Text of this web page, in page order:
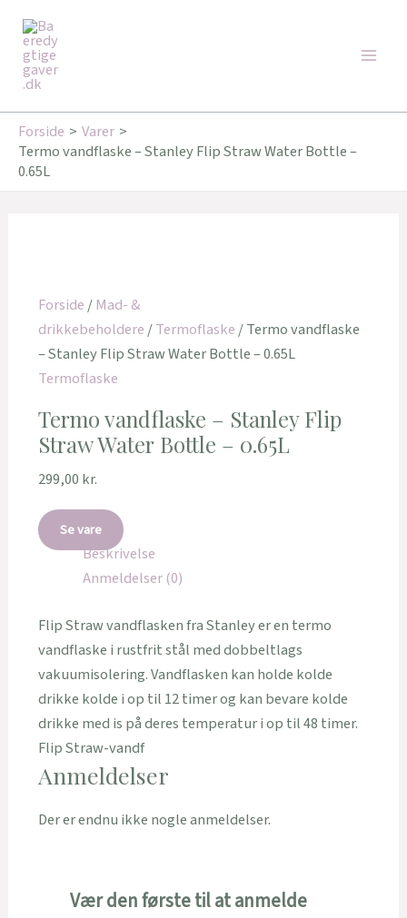
indholdet
Forside
Varer
Termo vandflaske – Stanley Flip Straw Water Bottle –
0.65L
Forside/Mad- &
drikkebeholdere/Termoflaske/ Termo vandflaske
– Stanley Flip Straw Water Bottle – 0.65L
Termoflaske
Termo vandflaske – Stanley Flip
Straw Water Bottle – 0.65L
299,00 kr.
Se vare
Beskrivelse
Anmeldelser (0)
Flip Straw vandflasken fra Stanley er en termo
vandflaske i rustfrit stål med dobbeltlags
vakuumisolering. Vandflasken kan holde kolde
drikke kolde i op til 12 timer og kan bevare kolde
drikke med is på deres temperatur i op til 48 timer.
Flip Straw-vandf
Anmeldelser
Der er endnu ikke nogle anmeldelser.
Vær den første til at anmelde
Tilbud!
Tilbud!
349,95 kr..260,00 kr..
Tilbud!
Tilbud!
119,95 kr..91,00 kr..
Tilbud!
Tilbud!
259,95 kr..187,00 kr..